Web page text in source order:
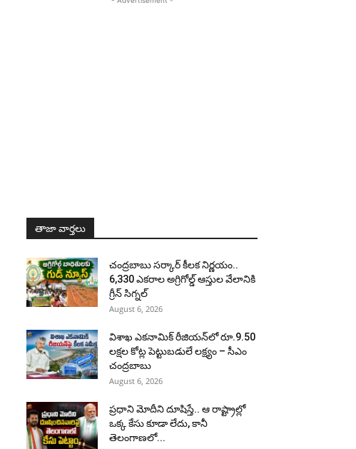
తాజా వార్తలు
చంద్రబాబు సర్కార్ కీలక నిర్ణయం..
6,330 ఎకరాల అగ్రిగోల్డ్ ఆస్తుల వేలానికి
గ్రీన్ సిగ్నల్
August 6, 2026
విశాఖ ఎకనామిక్ రీజియన్‌లో రూ.9.50
లక్షల కోట్ల పెట్టుబడులే లక్ష్యం – సీఎం
చంద్రబాబు
August 6, 2026
ప్రధాని మోదీని దూషిస్తే.. ఆ రాష్ట్రాల్లో
ఒక్క కేసు కూడా లేదు, కానీ
తెలంగాణలో...